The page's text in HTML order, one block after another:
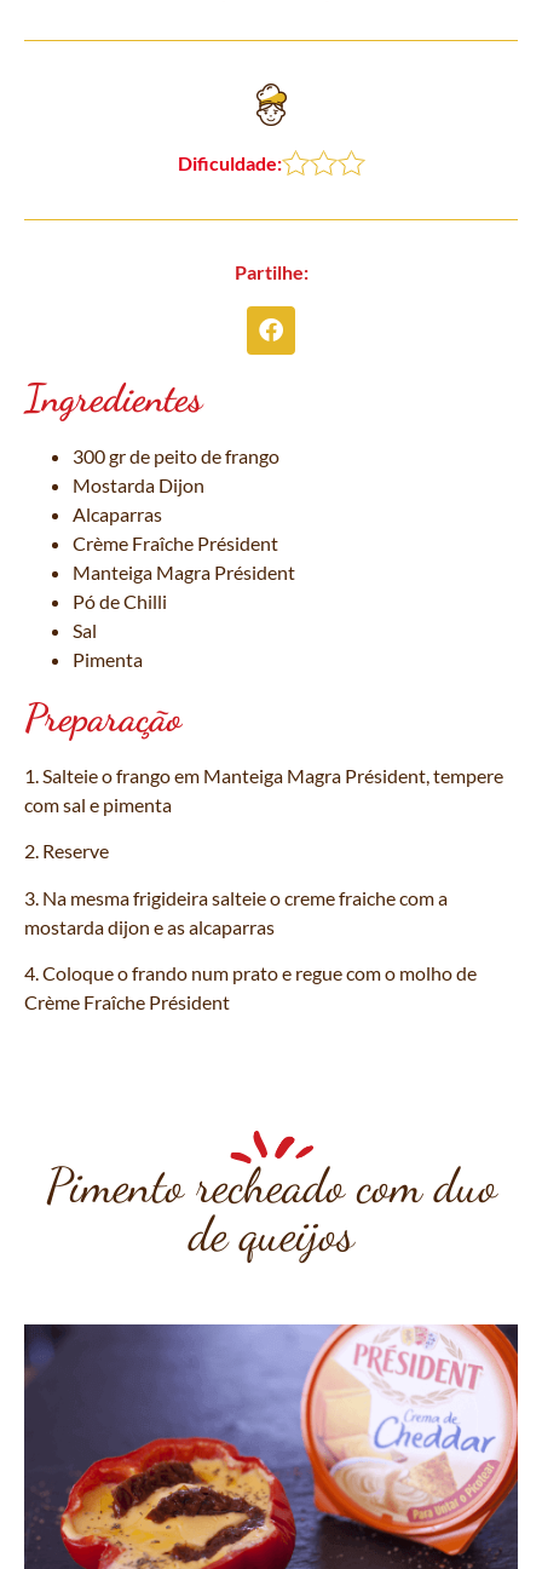
Dificuldade:
Partilhe:
Ingredientes
300 gr de peito de frango
Mostarda Dijon
Alcaparras
Crème Fraîche Président
Manteiga Magra Président
Pó de Chilli
Sal
Pimenta
Preparação
1. Salteie o frango em Manteiga Magra Président, tempere
com sal e pimenta
2. Reserve
3. Na mesma frigideira salteie o creme fraiche com a
mostarda dijon e as alcaparras
4. Coloque o frando num prato e regue com o molho de
Crème Fraîche Président
Pimento recheado com duo
de queijos